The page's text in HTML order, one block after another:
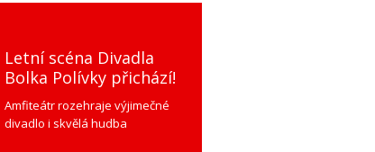
Letní scéna Divadla
Bolka Polívky přichází!
Amfiteátr rozehraje výjimečné
divadlo i skvělá hudba